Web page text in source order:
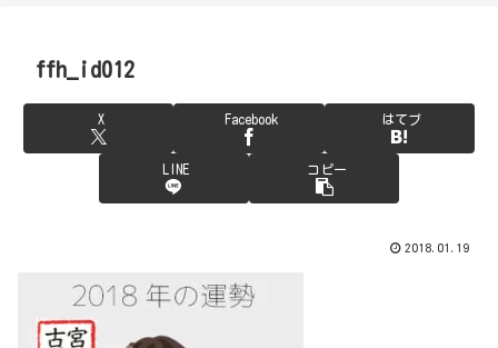
ffh_id012
X Facebook はてブ
LINE コピー
2018.01.19